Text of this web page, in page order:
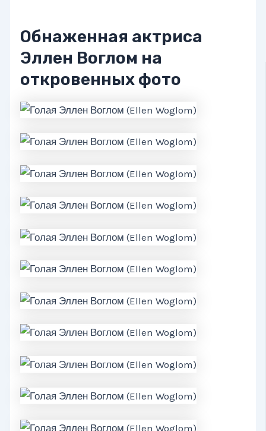
Обнаженная актриса
Эллен Воглом на
откровенных фото